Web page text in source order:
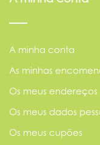
A minha conta
As minhas
Os meus endereços
Os meus dados
Os meus cupões